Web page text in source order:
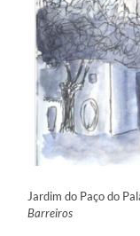
Jardim do Paço do
Barreiros